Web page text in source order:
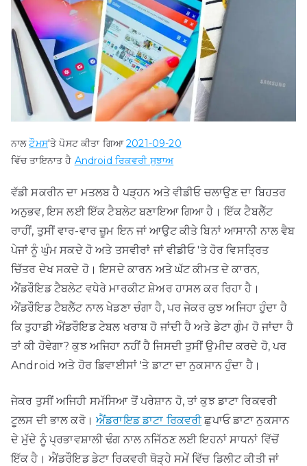
ਨਾਲਟੌਮਸ'ਤੇ ਪੋਸਟ ਕੀਤਾ ਗਿਆ2021-09-20
ਵਿੱਚ ਤਾਇਨਾਤ ਹੈ Android ਰਿਕਵਰੀ ਸੁਝਾਅ
ਵੱਡੀ ਸਕਰੀਨ ਦਾ ਮਤਲਬ ਹੈ ਪੜ੍ਹਨ ਅਤੇ ਵੀਡੀਓ ਚਲਾਉਣ ਦਾ ਬਿਹਤਰ
ਅਨੁਭਵ, ਇਸ ਲਈ ਇੱਕ ਟੈਬਲੇਟ ਬਣਾਇਆ ਗਿਆ ਹੈ। ਇੱਕ ਟੈਬਲੈੱਟ
ਰਾਹੀਂ, ਤੁਸੀਂ ਵਾਰ-ਵਾਰ ਜ਼ੂਮ ਇਨ ਜਾਂ ਆਉਟ ਕੀਤੇ ਬਿਨਾਂ ਆਸਾਨੀ ਨਾਲ ਵੈਬ
ਪੇਜਾਂ ਨੂੰ ਘੁੰਮ ਸਕਦੇ ਹੋ ਅਤੇ ਤਸਵੀਰਾਂ ਜਾਂ ਵੀਡੀਓ 'ਤੇ ਹੋਰ ਵਿਸਤ੍ਰਿਤ
ਚਿੱਤਰ ਦੇਖ ਸਕਦੇ ਹੋ। ਇਸਦੇ ਕਾਰਨ ਅਤੇ ਘੱਟ ਕੀਮਤ ਦੇ ਕਾਰਨ,
ਐਂਡਰੌਇਡ ਟੈਬਲੇਟ ਵਧੇਰੇ ਮਾਰਕੀਟ ਸ਼ੇਅਰ ਹਾਸਲ ਕਰ ਰਿਹਾ ਹੈ।
ਐਂਡਰੌਇਡ ਟੈਬਲੈੱਟ ਨਾਲ ਖੇਡਣਾ ਚੰਗਾ ਹੈ, ਪਰ ਜੇਕਰ ਕੁਝ ਅਜਿਹਾ ਹੁੰਦਾ ਹੈ
ਕਿ ਤੁਹਾਡੀ ਐਂਡਰੌਇਡ ਟੇਬਲ ਖਰਾਬ ਹੋ ਜਾਂਦੀ ਹੈ ਅਤੇ ਡੇਟਾ ਗੁੰਮ ਹੋ ਜਾਂਦਾ ਹੈ
ਤਾਂ ਕੀ ਹੋਵੇਗਾ? ਕੁਝ ਅਜਿਹਾ ਨਹੀਂ ਹੈ ਜਿਸਦੀ ਤੁਸੀਂ ਉਮੀਦ ਕਰਦੇ ਹੋ, ਪਰ
Android ਅਤੇ ਹੋਰ ਡਿਵਾਈਸਾਂ 'ਤੇ ਡਾਟਾ ਦਾ ਨੁਕਸਾਨ ਹੁੰਦਾ ਹੈ।
ਜੇਕਰ ਤੁਸੀਂ ਅਜਿਹੀ ਸਮੱਸਿਆ ਤੋਂ ਪਰੇਸ਼ਾਨ ਹੋ, ਤਾਂ ਕੁਝ ਡਾਟਾ ਰਿਕਵਰੀ
ਟੂਲਸ ਦੀ ਭਾਲ ਕਰੋ।ਐਂਡਰਾਇਡ ਡਾਟਾ ਰਿਕਵਰੀਛੁਪਾਓ ਡਾਟਾ ਨੁਕਸਾਨ
ਦੇ ਮੁੱਦੇ ਨੂੰ ਪ੍ਰਭਾਵਸ਼ਾਲੀ ਢੰਗ ਨਾਲ ਨਜਿੱਠਣ ਲਈ ਇਹਨਾਂ ਸਾਧਨਾਂ ਵਿੱਚੋਂ
ਇੱਕ ਹੈ। ਐਂਡਰੌਇਡ ਡੇਟਾ ਰਿਕਵਰੀ ਥੋੜ੍ਹੇ ਸਮੇਂ ਵਿੱਚ ਡਿਲੀਟ ਕੀਤੀ ਜਾਂ